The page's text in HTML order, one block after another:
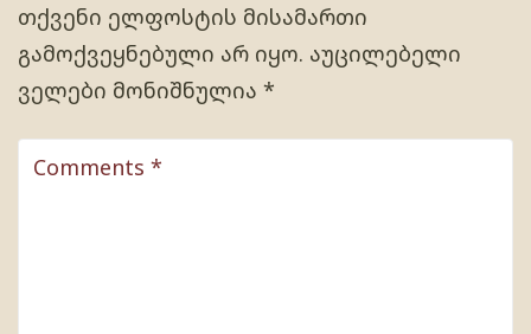
თქვენი ელფოსტის მისამართი
გამოქვეყნებული არ იყო. აუცილებელი
ველები მონიშნულია *